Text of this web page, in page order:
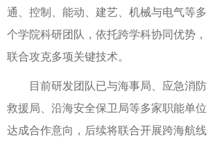
通、控制、能动、建艺、机械与电气等多
个学院科研团队，依托跨学科协同优势，
联合攻克多项关键技术。
目前研发团队已与海事局、应急消防
救援局、沿海安全保卫局等多家职能单位
达成合作意向，后续将联合开展跨海航线